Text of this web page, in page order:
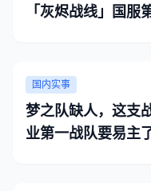
「灰烬战线」国服
国内实事
梦之队缺人，这支
业第一战队要易主